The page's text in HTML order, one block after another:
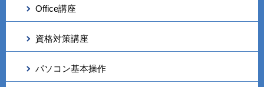
Office講座
資格対策講座
パソコン基本操作